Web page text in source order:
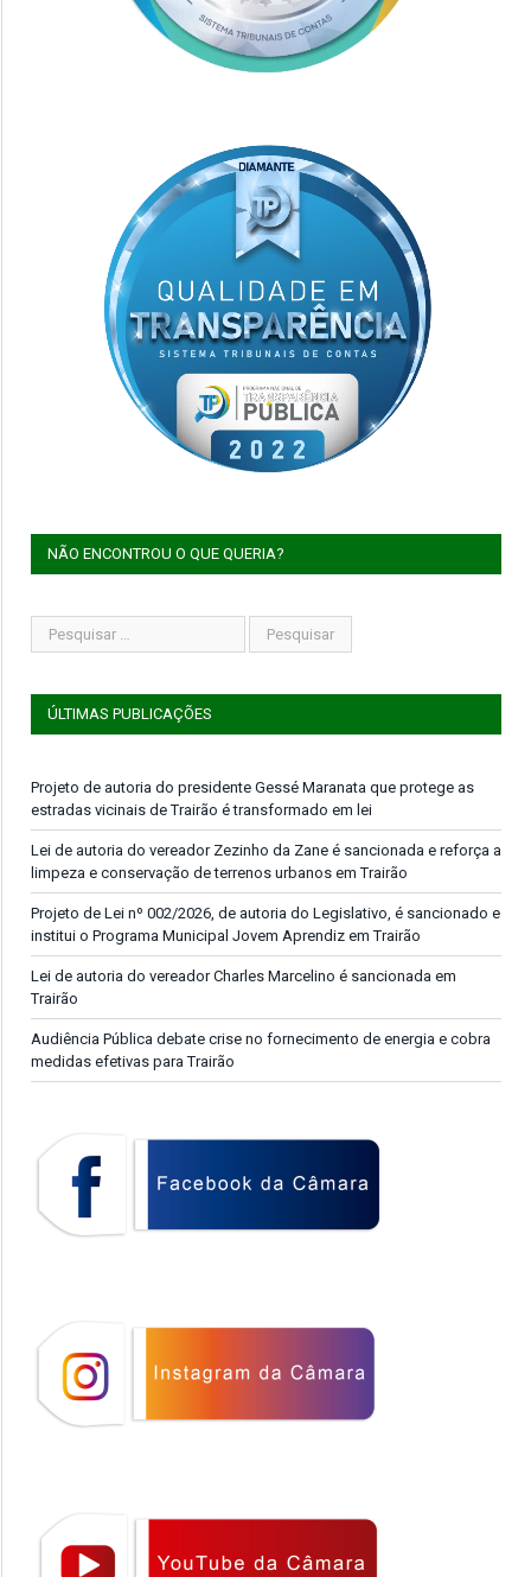
NÃO ENCONTROU O QUE QUERIA?
ÚLTIMAS PUBLICAÇÕES
Projeto de autoria do presidente Gessé Maranata que protege as
estradas vicinais de Trairão é transformado em lei
Lei de autoria do vereador Zezinho da Zane é sancionada e reforça a
limpeza e conservação de terrenos urbanos em Trairão
Projeto de Lei nº 002/2026, de autoria do Legislativo, é sancionado e
institui o Programa Municipal Jovem Aprendiz em Trairão
Lei de autoria do vereador Charles Marcelino é sancionada em
Trairão
Audiência Pública debate crise no fornecimento de energia e cobra
medidas efetivas para Trairão